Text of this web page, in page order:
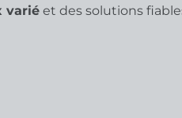
varié et des solutions